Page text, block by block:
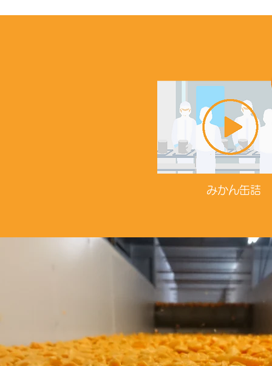
​みかん缶詰